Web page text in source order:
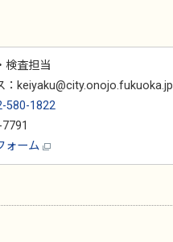
査担当
：keiyaku@city.onojo.fukuoka.jp
580-1822
ォーム